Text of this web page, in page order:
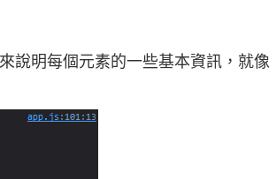
說明每個元素的一些基本資訊，就像